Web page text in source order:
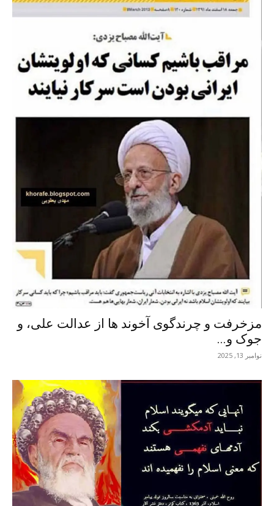
مزخرفت و چرندگوی آخوند ها از عدالت علی، و
جوک و...
نوامبر 13, 2025